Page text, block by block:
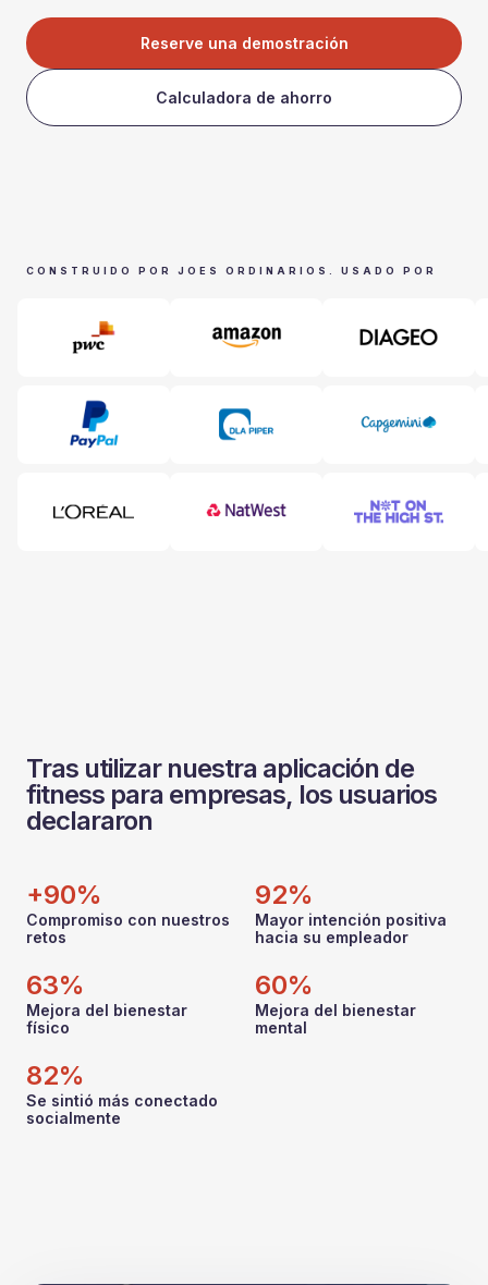
Reserve una demostración
Calculadora de ahorro
CONSTRUIDO POR JOES ORDINARIOS. USADO POR
Tras utilizar nuestra aplicación de
fitness para empresas, los usuarios
declararon
+90%
Compromiso con nuestros
retos
92%
Mayor intención positiva
hacia su empleador
63%
Mejora del bienestar
físico
60%
Mejora del bienestar
mental
82%
Se sintió más conectado
socialmente